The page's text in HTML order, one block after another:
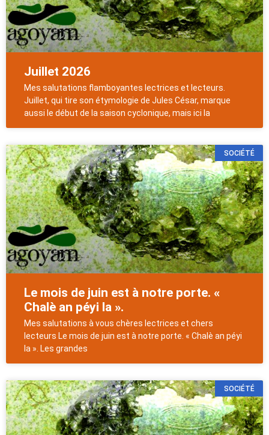
Juillet 2026
Mes salutations flamboyantes lectrices et lecteurs.
Juillet, qui tire son étymologie de Jules César, marque
aussi le début de la saison cyclonique, mais ici la
SOCIÉTÉ
Le mois de juin est à notre porte. «
Chalè an péyi la ».
Mes salutations à vous chères lectrices et chers
lecteurs Le mois de juin est à notre porte. « Chalè an péyi
la ». Les grandes
SOCIÉTÉ